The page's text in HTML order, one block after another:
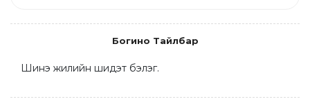
Богино Тайлбар
Шинэ жилийн шидэт бэлэг.